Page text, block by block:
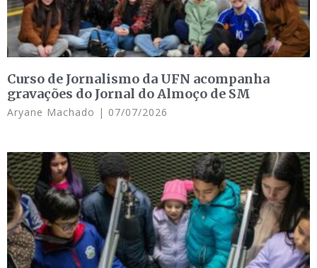
Curso de Jornalismo da UFN acompanha
gravações do Jornal do Almoço de SM
Aryane Machado 07/07/2026